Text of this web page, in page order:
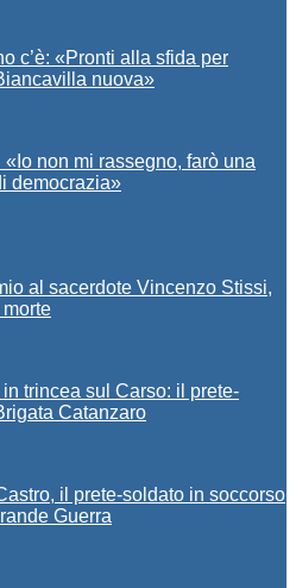
c’è: «Pronti alla sfida per
nuova»
non mi rassegno, farò una
democrazia»
al sacerdote Vincenzo Stissi,
trincea sul Carso: il prete-
Catanzaro
il prete-soldato in soccorso
Guerra